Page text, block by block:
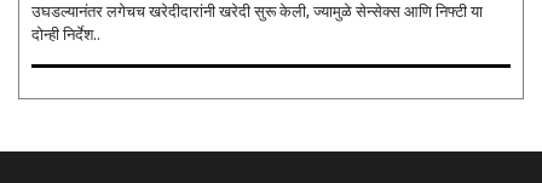
उघडल्यानंतर लगेचच खरेदीदारांनी खरेदी सुरू केली, ज्यामुळे सेन्सेक्स आणि निफ्टी या
दोन्ही निर्देश..